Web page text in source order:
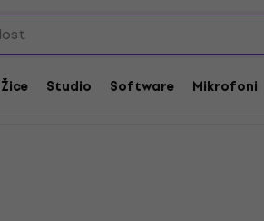
Žice Studio Software Mikrofoni